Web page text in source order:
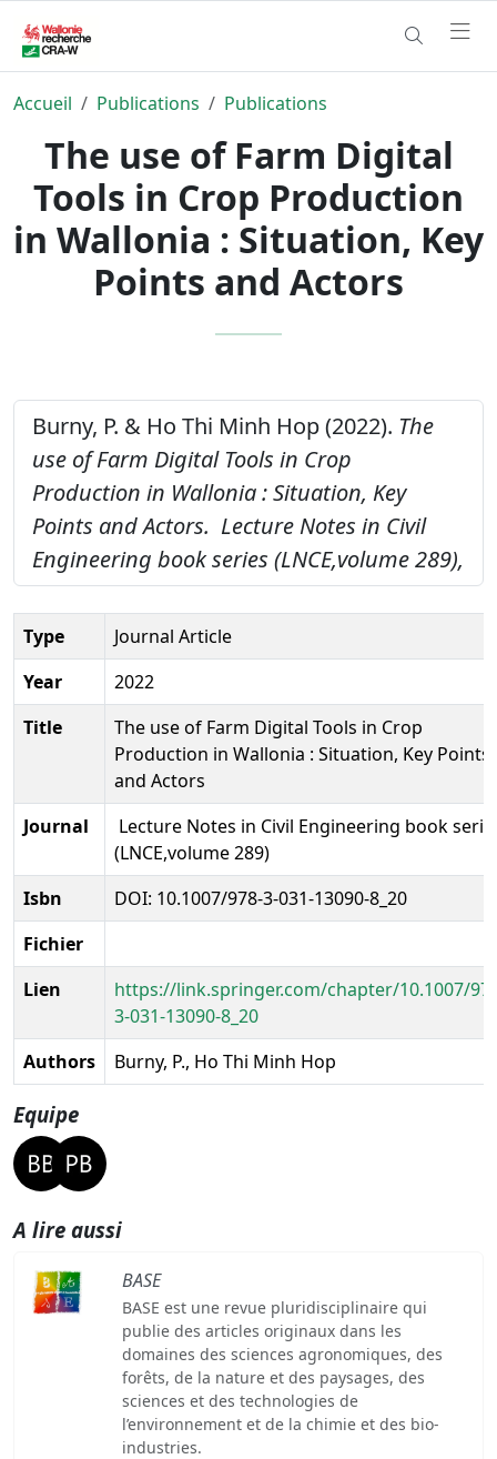
Accueil Publications Publications
The use of Farm Digital
Tools in Crop Production
in Wallonia : Situation, Key
Points and Actors
Burny, P. & Ho Thi Minh Hop (2022). The
use of Farm Digital Tools in Crop
Production in Wallonia : Situation, Key
Points and Actors. Lecture Notes in Civil
Engineering book series (LNCE,volume 289),
Type
Journal Article
Year
2022
Title
The use of Farm Digital Tools in Crop
Production in Wallonia : Situation, Key Points
and Actors
Journal
Lecture Notes in Civil Engineering book
(LNCE,volume 289)
Isbn
DOI: 10.1007/978-3-031-13090-8_20
Fichier
Lien
https://link.springer.com/chapter/10.1007/
3-031-13090-8_20
Authors
Burny, P., Ho Thi Minh Hop
Equipe
A lire aussi
BASE
BASE est une revue pluridisciplinaire qui
publie des articles originaux dans les
domaines des sciences agronomiques, des
forêts, de la nature et des paysages, des
sciences et des technologies de
l’environnement et de la chimie et des bio-
industries.